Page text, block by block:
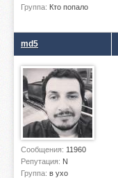
Группа: Кто попало
md5
Сообщения: 11960
Репутация: N
Группа: в ухо